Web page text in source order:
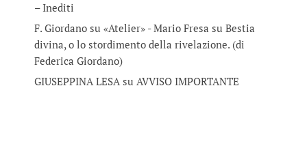
– Inediti
F. Giordano su «Atelier» - Mario Fresa su Bestia
divina, o lo stordimento della rivelazione. (di
Federica Giordano)
GIUSEPPINA LESAsu AVVISO IMPORTANTE